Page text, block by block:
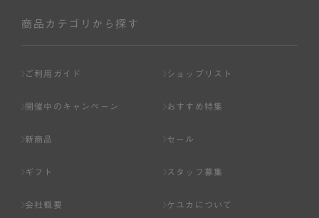
商品カテゴリから探す
ご利用ガイド ショップリスト
開催中のキャンペーン おすすめ特集
新商品 セール
ギフト スタッフ募集
会社概要 ケユカについて